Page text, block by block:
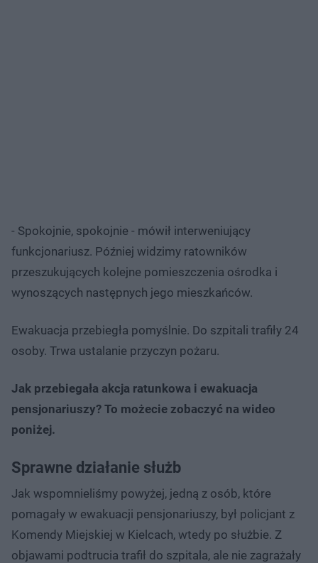
- Spokojnie, spokojnie - mówił interweniujący
funkcjonariusz. Później widzimy ratowników
przeszukujących kolejne pomieszczenia ośrodka i
wynoszących następnych jego mieszkańców.
Ewakuacja przebiegła pomyślnie. Do szpitali trafiły 24
osoby. Trwa ustalanie przyczyn pożaru.
Jak przebiegała akcja ratunkowa i ewakuacja
pensjonariuszy? To możecie zobaczyć na wideo
poniżej.
Sprawne działanie służb
Jak wspomnieliśmy powyżej, jedną z osób, które
pomagały w ewakuacji pensjonariuszy, był policjant z
Komendy Miejskiej w Kielcach, wtedy po służbie. Z
objawami podtrucia trafił do szpitala, ale nie zagrażały